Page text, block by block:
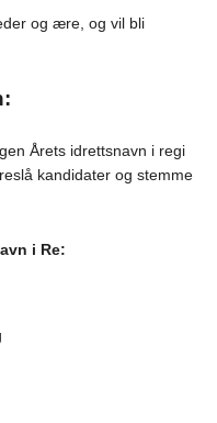
og ære, og vil bli
Årets idrettsnavn i regi
kandidater og stemme
i Re: